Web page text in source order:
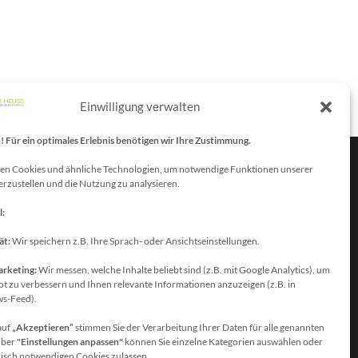
Einwilligung verwalten
ein optimales Erlebnis benötigen wir Ihre Zustimmung.
Cookies und ähnliche Technologien, um notwendige Funktionen unserer
und die Nutzung zu analysieren.
Wir speichern z.B. Ihre Sprach- oder Ansichtseinstellungen.
Wir messen, welche Inhalte beliebt sind (z.B. mit Google Analytics), um
zu verbessern und Ihnen relevante Informationen anzuzeigen (z.B. in
Feed).
„Akzeptieren“ stimmen Sie der Verarbeitung Ihrer Daten für alle genannten
"Einstellungen anpassen" können Sie einzelne Kategorien auswählen oder
erreichen unseren
unter:
für den Rhein-Sieg Kreis
Wilhelm-Platz 1
Siegburg